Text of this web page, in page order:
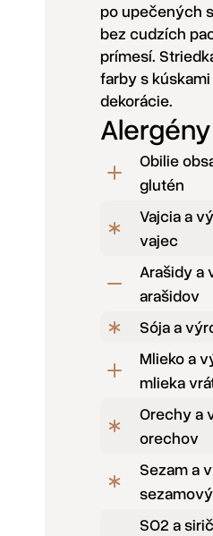
po upečených
bez cudzích
prímesí.
farby s
dekorácie.
Alergény
Obilie
glutén
Vajcia a
vajec
Arašidy a
arašidov
Sója a
Mlieko a
mlieka
Orechy a
orechov
Sezam a
SO2 a